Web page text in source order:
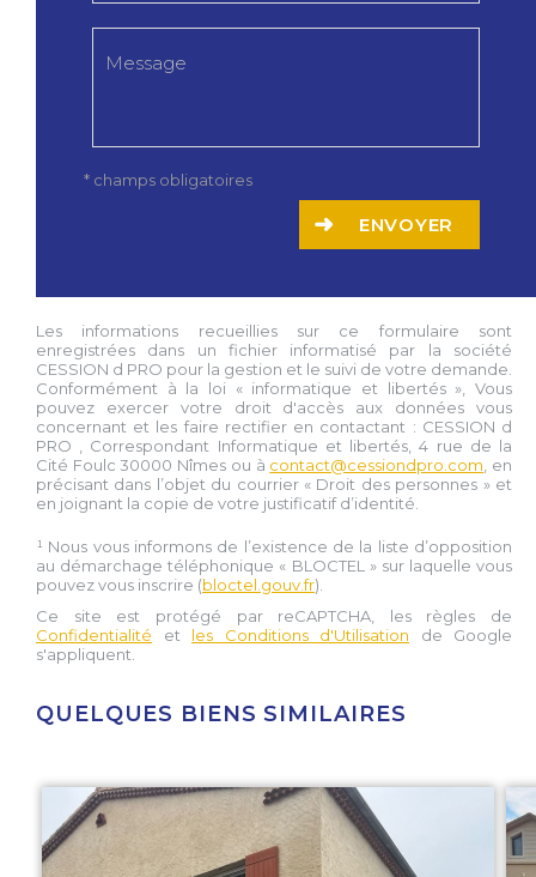
* champs obligatoires
ENVOYER
Les informations recueillies sur ce formulaire sont
enregistrées dans un fichier informatisé par la société
CESSION d PRO pour la gestion et le suivi de votre demande.
Conformément à la loi « informatique et libertés », Vous
pouvez exercer votre droit d'accès aux données vous
concernant et les faire rectifier en contactant : CESSION d
PRO
, Correspondant Informatique et libertés,4 rue de la
Cité Foulc 30000 Nîmes ou à contact@cessiondpro.com , en
précisant dans l’objet du courrier « Droit des personnes » et
en joignant la copie de votre justificatif d’identité.
¹ Nous vous informons de l’existence de la liste d’opposition
au démarchage téléphonique « BLOCTEL » sur laquelle vous
pouvez vous inscrire (bloctel.gouv.fr).
Ce site est protégé par reCAPTCHA, les règles de
Confidentialité et les Conditions d'Utilisation de Google
s'appliquent.
QUELQUES BIENS SIMILAIRES